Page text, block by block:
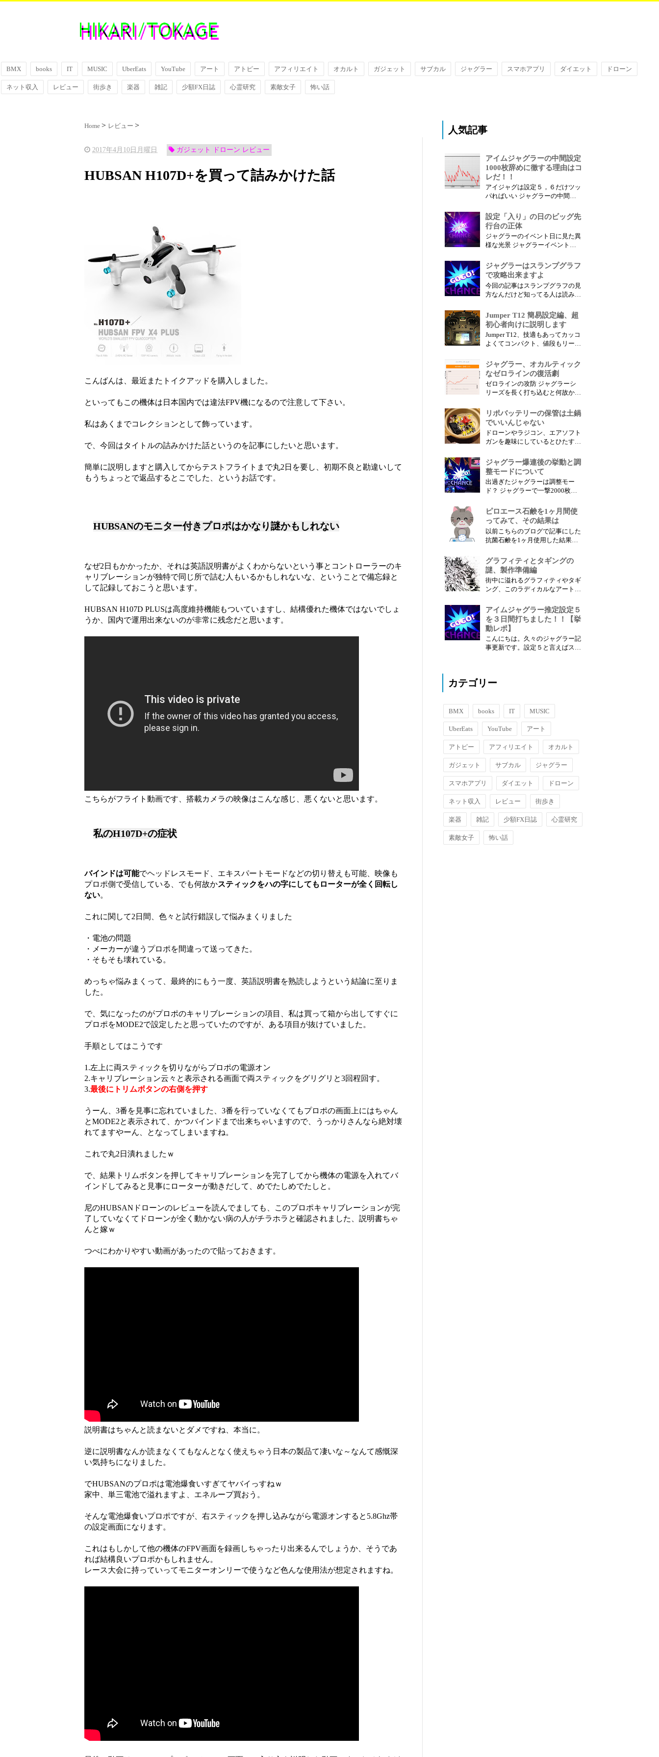
BMX books IT MUSIC UberEats YouTube アート アトピー アフィリエイト オカルト ガジェット サブカル ジャグラー スマホアプリ ダイエット ドローン
ネット収入 レビュー 街歩き 楽器 雑記 少額FX日誌 心霊研究 素敵女子 怖い話
Home レビュー
2017年4月10日月曜日 ガジェット ドローン レビュー
HUBSAN H107D+を買って詰みかけた話
こんばんは、最近またトイクアッドを購入しました。
といってもこの機体は日本国内では違法FPV機になるので注意して下さい。
私はあくまでコレクションとして飾っています。
で、今回はタイトルの詰みかけた話というのを記事にしたいと思います。
簡単に説明しますと購入してからテストフライトまで丸2日を要し、初期不良と勘違いして
もうちょっとで返品するとこでした、というお話です。
HUBSANのモニター付きプロポはかなり謎かもしれない
なぜ2日もかかったか、それは英語説明書がよくわからないという事とコントローラーのキ
ャリブレーションが独特で同じ所で詰む人もいるかもしれないな、ということで備忘録と
して記録しておこうと思います。
HUBSAN H107D PLUSは高度維持機能もついていますし、結構優れた機体ではないでしょ
うか、国内で運用出来ないのが非常に残念だと思います。
こちらがフライト動画です、搭載カメラの映像はこんな感じ、悪くないと思います。
私のH107D+の症状
バインドは可能でヘッドレスモード、エキスパートモードなどの切り替えも可能、映像も
プロポ側で受信している、でも何故かスティックをハの字にしてもローターが全く回転し
ない。
これに関して2日間、色々と試行錯誤して悩みまくりました
・電池の問題
・メーカーが違うプロポを間違って送ってきた。
・そもそも壊れている。
めっちゃ悩みまくって、最終的にもう一度、英語説明書を熟読しようという結論に至りま
した。
で、気になったのがプロポのキャリブレーションの項目、私は買って箱から出してすぐに
プロポをMODE2で設定したと思っていたのですが、ある項目が抜けていました。
手順としてはこうです
1.左上に両スティックを切りながらプロポの電源オン
2.キャリブレーション云々と表示される画面で両スティックをグリグリと3回程回す。
3.最後にトリムボタンの右側を押す
うーん、3番を見事に忘れていました、3番を行っていなくてもプロポの画面上にはちゃん
とMODE2と表示されて、かつバインドまで出来ちゃいますので、うっかりさんなら絶対壊
れてますやーん、となってしまいますね。
これで丸2日潰れましたｗ
で、結果トリムボタンを押してキャリブレーションを完了してから機体の電源を入れてバ
インドしてみると見事にローターが動きだして、めでたしめでたしと。
尼のHUBSANドローンのレビューを読んでましても、このプロポキャリブレーションが完
了していなくてドローンが全く動かない病の人がチラホラと確認されました、説明書ちゃ
んと嫁ｗ
つべにわかりやすい動画があったので貼っておきます。
説明書はちゃんと読まないとダメですね、本当に。
逆に説明書なんか読まなくてもなんとなく使えちゃう日本の製品て凄いな～なんて感慨深
い気持ちになりました。
でHUBSANのプロポは電池爆食いすぎてヤバイっすねｗ
家中、単三電池で溢れますよ、エネループ買おう。
そんな電池爆食いプロポですが、右スティックを押し込みながら電源オンすると5.8Ghz帯
の設定画面になります。
これはもしかして他の機体のFPV画面を録画しちゃったり出来るんでしょうか、そうであ
れば結構良いプロポかもしれません。
レース大会に持っていってモニターオンリーで使うなど色んな使用法が想定されますね。
人気記事
アイムジャグラーの中間設定
1000枚辞めに徹する理由はコ
レだ！！
アイジャグは設定５，６だけツッ
パればいい ジャグラーの中間設
辞めても良いと思う、アイム系の
中間設定は V字の波 を連続して描
きやすく飲まれては出て飲まれて
は出てを繰り返しやすい、 特に
飲まれ辞めだけは避けて通りたい
設定「入り」の日のビッグ先
行台の正体
ジャグラーのイベント日に見た異
様な光景 ジャグラーイベントが
超ビッグ先行台と超バケ先行台
。 これは、もう確定的だね、ど
っちも 「高設定の入りサイン」
なんだよ。 って言っても、アイ
ムSP 2000回転でB14R1とかとか
ジャグラーはスランプグラフ
で攻略出来ますよ
今回の記事はスランプグラフの見
方なんだけど知ってる人は読み飛
ルベロス打法って知ってますか？
ジャグの中間設定を攻略する方法
ね。いろんなジャグラーの攻略情
報があるけど、アレだけはたぶん
ガチだよ。 とりあえずジャグラ
Jumper T12 簡易設定編、超
初心者向けに説明します
Jumper T12、技適もあってカッコ
よくてコンパクト、値段もリーズ
すがとにかく設定が煩雑です。
特にドローン初心者が買うと初期
設定で詰みやすい（アーム出来な
い病）感じがしたので簡単に設定
出来る方法を紹介したいと思いま
ジャグラー、オカルティック
なゼロラインの復活劇
ゼロラインの攻防 ジャグラーシ
リーズを長く打ち込むと何故かゼ
ことに気付く。 これはジャグラ
ー七不思議のひとつである。 経
験則だがリセット（設定変更）ゼ
ロラインで綺麗に跳ねるのはリセ
ット台の特徴だ、この特性はアイ
リポバッテリーの保管は土鍋
でいいんじゃない
ドローンやラジコン、エアソフト
ガンを趣味にしているとひたすら
リポバッテリーなかなか保管に気
を使いますよね。特に家に保管し
ている時にバッテリーが燃えてし
まわないか出先で急に気になって
しまう事が多いです。 こちらの
ジャグラー爆連後の挙動と調
整モードについて
出過ぎたジャグラーは調整モー
ド？ ジャグラーで一撃2000枚か
後、出すぎたメダルを調整するか
のようにハマリが訪れる事がある
特にビッグ偏向型のジャグラーに
は注意が必要でバケでの設定が読
みづらい分、追ってしまう傾向が
ピロエース石鹸を1ヶ月間使
ってみて、その結果は
以前こちらのブログで記事にした
抗菌石鹸を1ヶ月使用した結果と
果については個人差があると思い
ますので、その点をご理解の上読
んで頂ければと思います。 ピロ
エース石鹸の使用感は？ まず特
筆すべきピロエース石鹸の特徴は
グラフィティとタギングの
謎、製作準備編
街中に溢れるグラフィティやタギ
ング、このラディカルなアートの
とまず置いておいて、その製作ツ
ールや技法が気になったので今回
調べてみました。 特に気軽に作
れそうなステッカーについてが今
回のメインです。 こんなステッ
カーとか良く見ま...
アイムジャグラー推定設定５
を３日間打ちました！！【挙
動レポ】
こんにちは。久々のジャグラー記
事更新です。設定５と言えばスロ
まう人もいるほど微妙な設定なん
グラー経験則でも確かにそんな気
はし...
カテゴリー
BMX books IT MUSIC
UberEats YouTube アート
アトピー アフィリエイト オカルト
ガジェット サブカル ジャグラー
スマホアプリ ダイエット ドローン
ネット収入 レビュー 街歩き
楽器 雑記 少額FX日誌 心霊研究
素敵女子 怖い話